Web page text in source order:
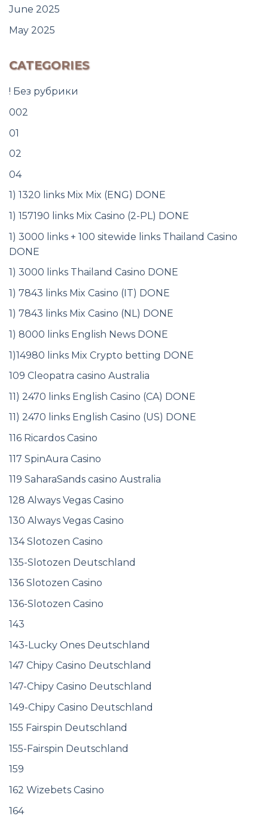
June 2025
May 2025
CATEGORIES
! Без рубрики
002
01
02
04
1) 1320 links Mix Mix (ENG) DONE
1) 157190 links Mix Casino (2-PL) DONE
1) 3000 links + 100 sitewide links Thailand Casino
DONE
1) 3000 links Thailand Casino DONE
1) 7843 links Mix Casino (IT) DONE
1) 7843 links Mix Casino (NL) DONE
1) 8000 links English News DONE
1)14980 links Mix Crypto betting DONE
109 Cleopatra casino Australia
11) 2470 links English Casino (CA) DONE
11) 2470 links English Casino (US) DONE
116 Ricardos Casino
117 SpinAura Casino
119 SaharaSands casino Australia
128 Always Vegas Casino
130 Always Vegas Casino
134 Slotozen Casino
135-Slotozen Deutschland
136 Slotozen Casino
136-Slotozen Casino
143
143-Lucky Ones Deutschland
147 Chipy Casino Deutschland
147-Chipy Casino Deutschland
149-Chipy Casino Deutschland
155 Fairspin Deutschland
155-Fairspin Deutschland
159
162 Wizebets Casino
164